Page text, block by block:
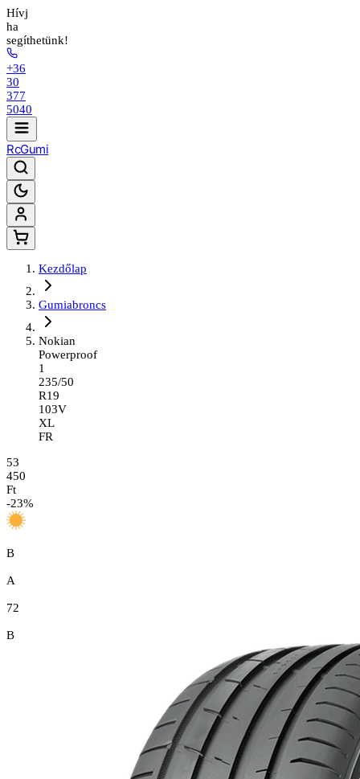
Hívj
ha
segíthetünk!
+36
30
377
5040
RcGumi
Kezdőlap
Gumiabroncs
Nokian
Powerproof
1
235/50
R19
103V
XL
FR
53
450
Ft
-23%
B
A
72
B